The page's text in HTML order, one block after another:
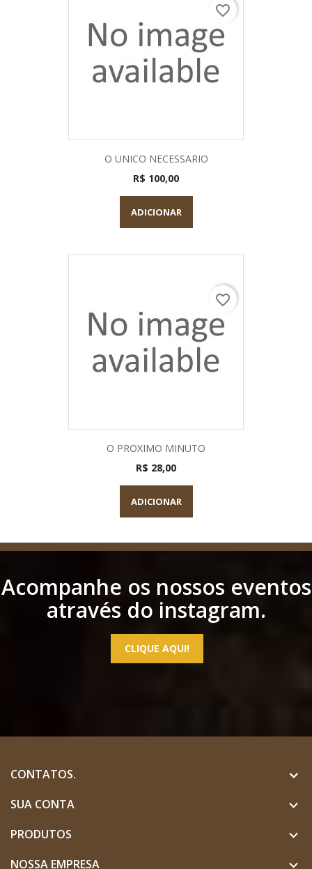
O UNICO NECESSARIO
R$ 100,00
ADICIONAR
favorite_border
O PROXIMO MINUTO
R$ 28,00
ADICIONAR
favorite_border
Acompanhe os nossos eventos
através do instagram.
CLIQUE AQUI!
CONTATOS.
SUA CONTA

PRODUTOS 
NOSSA EMPRESA 